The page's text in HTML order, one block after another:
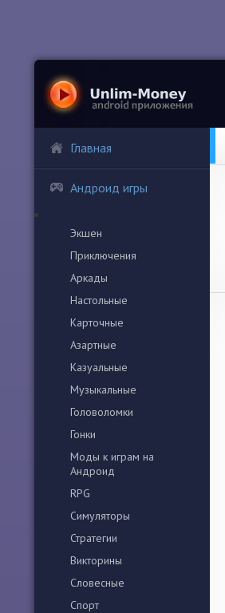
Главная
Андроид игры
Экшен
Приключения
Аркады
Настольные
Карточные
Азартные
Казуальные
Музыкальные
Головоломки
Гонки
Моды к играм на
Андроид
RPG
Симуляторы
Стратегии
Викторины
Словесные
Спорт